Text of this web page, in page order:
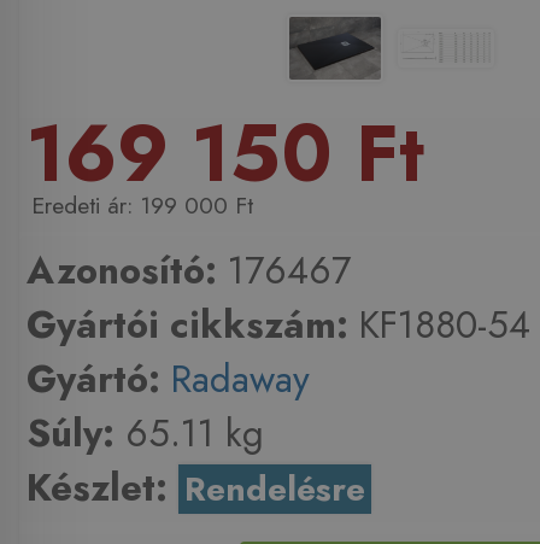
169 150 Ft
199 000 Ft
Azonosító: 176467
Gyártói cikkszám: KF1880-54
Gyártó: Radaway
Súly: 65.11 kg
Készlet: Rendelésre